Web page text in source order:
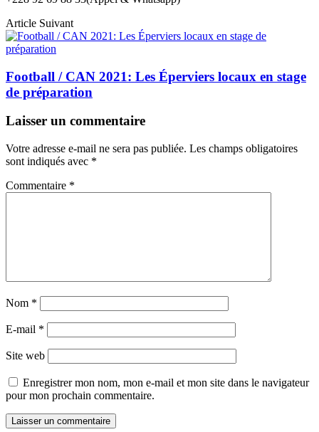
Article Suivant
Football / CAN 2021: Les Éperviers locaux en stage
de préparation
Laisser un commentaire
Votre adresse e-mail ne sera pas publiée. Les champs obligatoires
sont indiqués avec *
Commentaire *
Nom *
E-mail *
Site web
Enregistrer mon nom, mon e-mail et mon site dans le navigateur
pour mon prochain commentaire.